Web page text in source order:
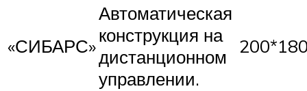
«СИБАРС»
Автоматическая
конструкция на
дистанционном
управлении.